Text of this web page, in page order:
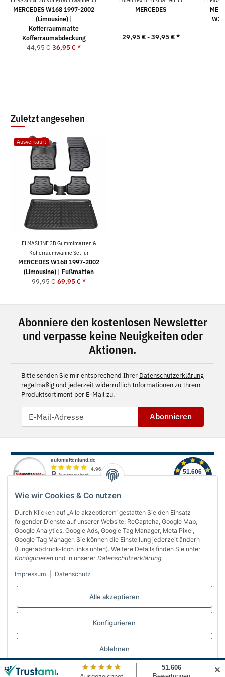
Wie wir Cookies & Co nutzen
Durch Klicken auf „Alle akzeptieren“ gestatten Sie den Einsatz
folgender Dienste auf unserer Website: ReCaptcha, Google Map,
Google Analytics, Google Ads, Google Tag Manager, Meta Pixel,
Google Tag Manager. Sie können die Einstellung jederzeit ändern
(Fingerabdruck-Icon links unten). Weitere Details finden Sie unter
Konfigurieren und in unserer Datenschutzerklärung.
Impressum Datenschutz
Alle akzeptieren
Konfigurieren
Ablehnen
MERCEDES W168 1997-2002
(Limousine) |
Kofferraummatte
Kofferraumabdeckung
44,95 € 36,95 €*
MERCEDES
29,95 € -39,95 €*
Zuletzt angesehen
Ausverkauft
ELMASLINE 3D Gummimatten &
Kofferraumwanne Set für
MERCEDES W168 1997-2002
(Limousine) | Fußmatten
99,95 € 69,95 €*
Abonniere den kostenlosen Newsletter
und verpasse keine Neuigkeiten oder
Aktionen.
Bitte senden Sie mir entsprechend Ihrer Datenschutzerklärung
regelmäßig und jederzeit widerruflich Informationen zu Ihrem
Produktsortiment per E-Mail zu.
Abonnieren
Über uns
Informationen
Gesetzliches
© Automattenland * Alle Preise inkl. gesetzlicher USt., inkl. ✕